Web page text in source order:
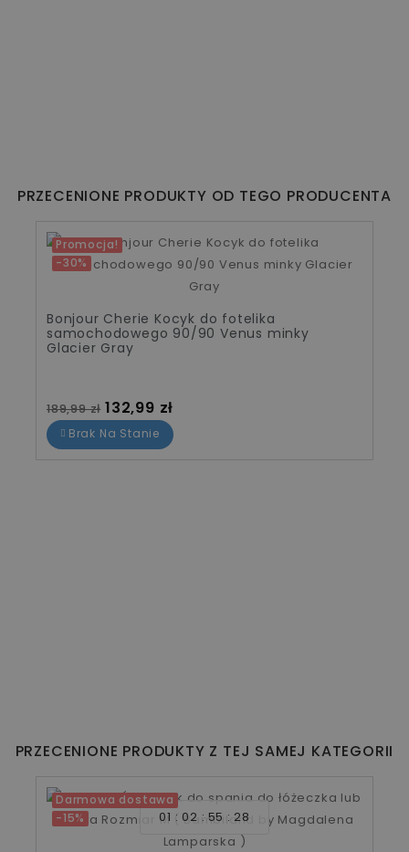
PRZECENIONE PRODUKTY OD TEGO PRODUCENTA
Promocja!
-30%
Bonjour Cherie Wkładka do wózka
bambusowa Vivi Minky Sepia rose
PRZECENIONE PRODUKTY Z TEJ SAMEJ KATEGORII
Darmowa dostawa
-15%
10 02 54 28